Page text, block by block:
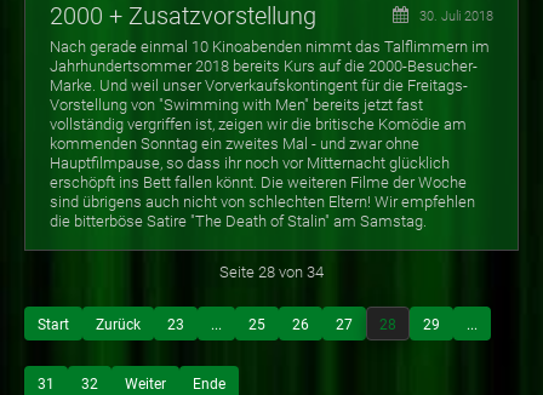
2000 + Zusatzvorstellung 30. Juli 2018
Nach gerade einmal 10 Kinoabenden nimmt das Talflimmern im
Jahrhundertsommer 2018 bereits Kurs auf die 2000-Besucher-
Marke. Und weil unser Vorverkaufskontingent für die Freitags-
Vorstellung von "Swimming with Men" bereits jetzt fast
vollständig vergriffen ist, zeigen wir die britische Komödie am
kommenden Sonntag ein zweites Mal - und zwar ohne
Hauptfilmpause, so dass ihr noch vor Mitternacht glücklich
erschöpft ins Bett fallen könnt. Die weiteren Filme der Woche
sind übrigens auch nicht von schlechten Eltern! Wir empfehlen
die bitterböse Satire "The Death of Stalin" am Samstag.
Seite 28 von 34
Start Zurück 23 ... 25 26 27 28 29 ...
31 32 Weiter Ende